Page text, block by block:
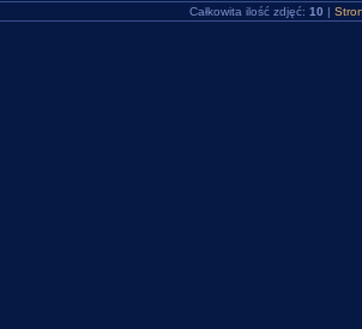
Całkowita ilość zdjęć: 10 |